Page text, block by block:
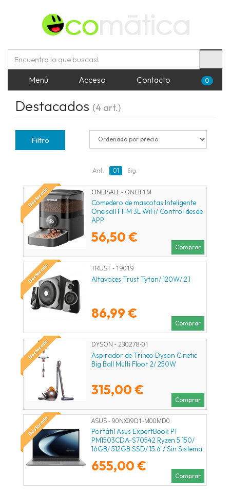
Menú Acceso Contacto 0
Destacados (4 art.)
Filtro
Ant. 01 Sig.
Destacado ONEISALL - ONEIF1M
Comedero de mascotas Inteligente
Oneisall F1-M 3L WiFi/ Control desde
APP
56,50 €
Comprar
Destacado TRUST - 19019
Altavoces Trust Tytan/ 120W/ 2.1
86,99 €
Comprar
Destacado DYSON - 230278-01
Aspirador de Trineo Dyson Cinetic
Big Ball Multi Floor 2/ 250W
315,00 €
Comprar
Destacado ASUS - 90NX09D1-M00MD0
Portátil Asus ExpertBook P1
PM1503CDA-S70542 Ryzen 5 150/
16GB/ 512GB SSD/ 15.6"/ Sin Sistema
655,00 €
Comprar